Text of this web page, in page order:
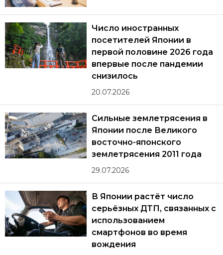
Число иностранных
посетителей Японии в
первой половине 2026 года
впервые после пандемии
снизилось
20.07.2026
Сильные землетрясения в
Японии после Великого
восточно-японского
землетрясения 2011 года
29.07.2026
В Японии растёт число
серьёзных ДТП, связанных с
использованием
смартфонов во время
вождения